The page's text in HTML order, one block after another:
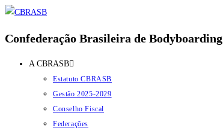
Ir
o
Confederação Brasileira de Bodyboarding
A CBRASB
Estatuto CBRASB
Gestão 2025-2029
Conselho Fiscal
Federações